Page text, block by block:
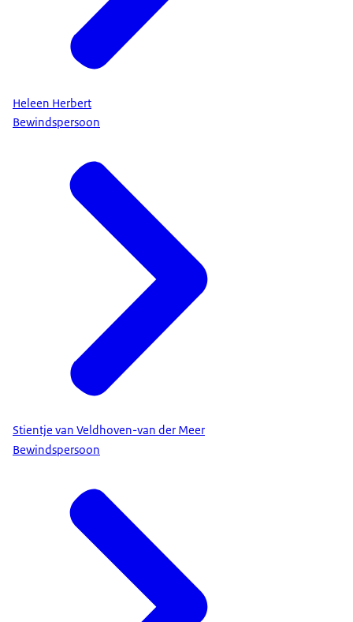
Heleen Herbert
Bewindspersoon
Stientje van Veldhoven-van der Meer
Bewindspersoon